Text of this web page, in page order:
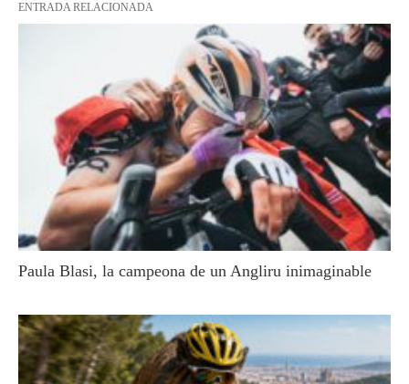
ENTRADA RELACIONADA
Paula Blasi, la campeona de un Angliru inimaginable